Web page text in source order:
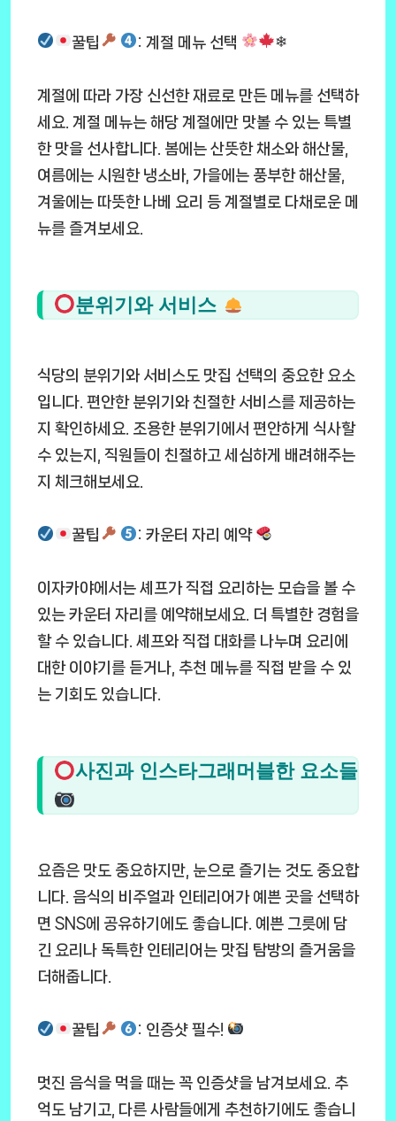
꿀팁 : 계절 메뉴 선택 ❄
계절에 따라 가장 신선한 재료로 만든 메뉴를 선택하
세요. 계절 메뉴는 해당 계절에만 맛볼 수 있는 특별
한 맛을 선사합니다. 봄에는 산뜻한 채소와 해산물,
여름에는 시원한 냉소바, 가을에는 풍부한 해산물,
겨울에는 따뜻한 나베 요리 등 계절별로 다채로운 메
뉴를 즐겨보세요.
분위기와 서비스
식당의 분위기와 서비스도 맛집 선택의 중요한 요소
입니다. 편안한 분위기와 친절한 서비스를 제공하는
지 확인하세요. 조용한 분위기에서 편안하게 식사할
수 있는지, 직원들이 친절하고 세심하게 배려해주는
지 체크해보세요.
꿀팁 : 카운터 자리 예약
이자카야에서는 셰프가 직접 요리하는 모습을 볼 수
있는 카운터 자리를 예약해보세요. 더 특별한 경험을
할 수 있습니다. 셰프와 직접 대화를 나누며 요리에
대한 이야기를 듣거나, 추천 메뉴를 직접 받을 수 있
는 기회도 있습니다.
사진과 인스타그래머블한 요소들
요즘은 맛도 중요하지만, 눈으로 즐기는 것도 중요합
니다. 음식의 비주얼과 인테리어가 예쁜 곳을 선택하
면 SNS에 공유하기에도 좋습니다. 예쁜 그릇에 담
긴 요리나 독특한 인테리어는 맛집 탐방의 즐거움을
더해줍니다.
꿀팁 : 인증샷 필수!
멋진 음식을 먹을 때는 꼭 인증샷을 남겨보세요. 추
억도 남기고, 다른 사람들에게 추천하기에도 좋습니